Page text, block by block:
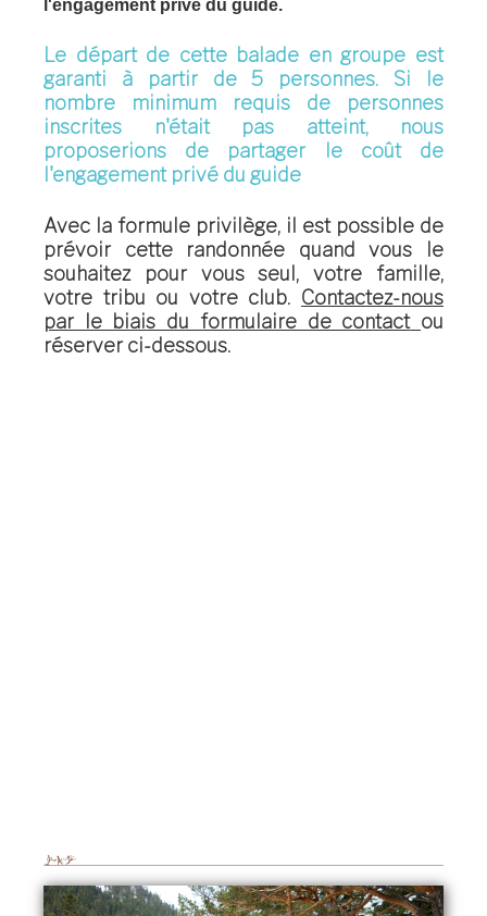
l'engagement privé du guide.
Le départ de cette balade en groupe est
garanti à partir de 5 personnes. Si le
nombre minimum requis de personnes
inscrites n'était pas atteint, nous
proposerions de partager le coût de
l'engagement privé du guide
Avec la formule privilège, il est possible de
prévoir cette randonnée quand vous le
souhaitez pour vous seul, votre famille,
votre tribu ou votre club. Contactez-nous
par le biais du formulaire de contact ou
réserver ci-dessous.